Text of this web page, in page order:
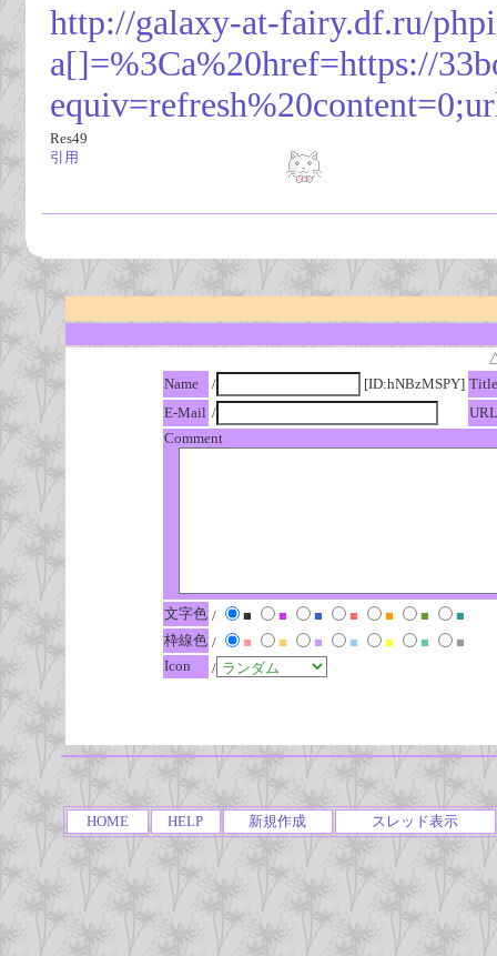
http://galaxy-at-fairy.df.ru/
a[]=%3Ca%20href=https://
Res49
引用
Name
/ [ID:hNBzMSPY] Title
E-Mail /
URL
Comment
文字色 / ■ ■ ■ ■ ■ ■
■
枠線色 / ■ ■ ■ ■ ■ ■
■
Icon
/
HOME HELP 新規作成 スレッド表示